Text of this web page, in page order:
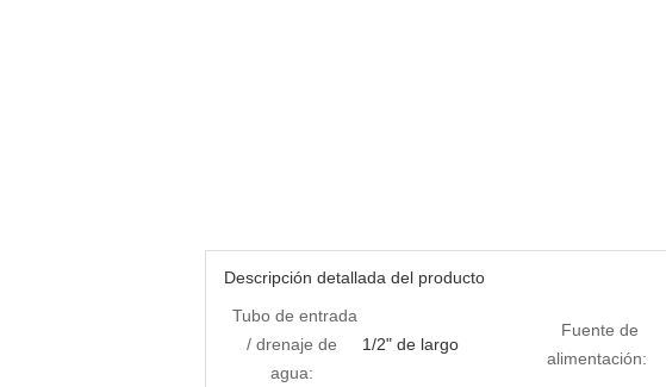
Descripción detallada del producto
Tubo de entrada
/ drenaje de
agua:
1/2" de largo
Fuente de
alimentación: